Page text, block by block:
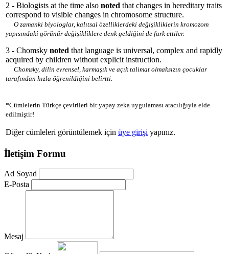
2 - Biologists at the time also noted that changes in hereditary traits
correspond to visible changes in chromosome structure.
O zamanki biyologlar, kalıtsal özelliklerdeki değişikliklerin kromozom
yapısındaki görünür değişikliklere denk geldiğini de fark ettiler.
3 - Chomsky noted that language is universal, complex and rapidly
acquired by children without explicit instruction.
Chomsky, dilin evrensel, karmaşık ve açık talimat olmaksızın çocuklar
tarafından hızla öğrenildiğini belirtti.
*Cümlelerin Türkçe çevirileri bir yapay zeka uygulaması aracılığıyla elde
edilmiştir!
Diğer cümleleri görüntülemek için üye girişi yapınız.
İletişim Formu
Ad Soyad
E-Posta
Mesaj